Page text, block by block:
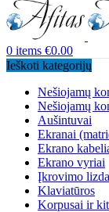
0 items €0.00
Ieškoti kategorijų
Nešiojamų
Nešiojamų
Aušintuvai
Ekranai
Ekrano
Ekrano vyriai
Įkrovimo
Klaviatūros
Korpusai ir